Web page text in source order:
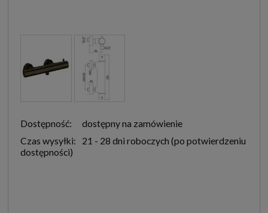
Dostępność:
dostępny na zamówienie
Czas wysyłki:
21 - 28 dni roboczych